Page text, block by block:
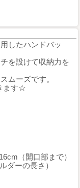
したハンドバッ
を設けて収納力を
ムーズです。
ます☆
（開口部まで）
ダーの長さ）